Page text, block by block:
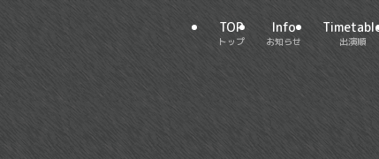
TOP
トップ
Info
お知らせ 出演順